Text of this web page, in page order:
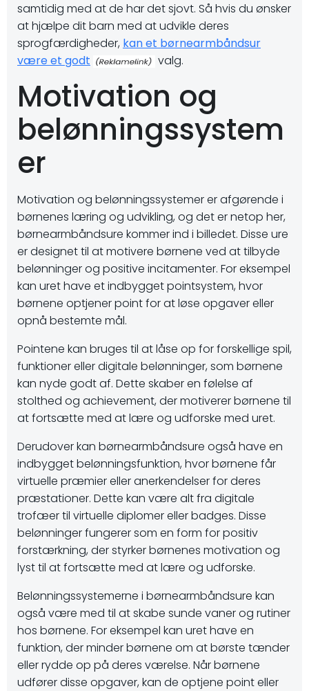
samtidig med at de har det sjovt. Så hvis du ønsker
at hjælpe dit barn med at udvikle deres
sprogfærdigheder, kan et børnearmbåndsur
være et godt
valg.
Motivation og
belønningssystem
er
Motivation og belønningssystemer er afgørende i
børnenes læring og udvikling, og det er netop her,
børnearmbåndsure kommer ind i billedet. Disse ure
er designet til at motivere børnene ved at tilbyde
belønninger og positive incitamenter. For eksempel
kan uret have et indbygget pointsystem, hvor
børnene optjener point for at løse opgaver eller
opnå bestemte mål.
Pointene kan bruges til at låse op for forskellige spil,
funktioner eller digitale belønninger, som børnene
kan nyde godt af. Dette skaber en følelse af
stolthed og achievement, der motiverer børnene til
at fortsætte med at lære og udforske med uret.
Derudover kan børnearmbåndsure også have en
indbygget belønningsfunktion, hvor børnene får
virtuelle præmier eller anerkendelser for deres
præstationer. Dette kan være alt fra digitale
trofæer til virtuelle diplomer eller badges. Disse
belønninger fungerer som en form for positiv
forstærkning, der styrker børnenes motivation og
lyst til at fortsætte med at lære og udforske.
Belønningssystemerne i børnearmbåndsure kan
også være med til at skabe sunde vaner og rutiner
hos børnene. For eksempel kan uret have en
funktion, der minder børnene om at børste tænder
eller rydde op på deres værelse. Når børnene
udfører disse opgaver, kan de optjene point eller